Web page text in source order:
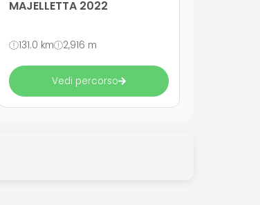
MAJELLETTA 2022
131.0 km 2,916 m
Vedi percorso